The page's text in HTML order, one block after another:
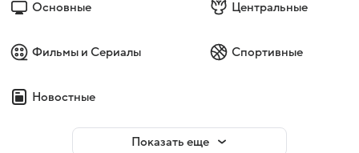
Основные Центральные
Фильмы и Сериалы Спортивные
Новостные
Показать еще